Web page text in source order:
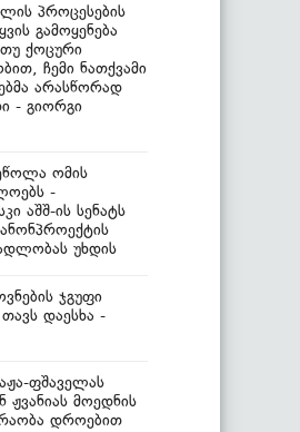
პროცესების
გამოყენება
ქოცური
ჩემი ნათქვამი
არასწორად
- გიორგი
ომის
-
აშშ-ის სენატს
უხდის
ჯგუფი
დაესხა -
ფშაველას
ჟვანიას მოედნის
დროებით